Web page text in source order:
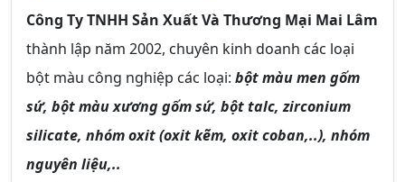
Công Ty TNHH Sản Xuất Và Thương Mại Mai Lâm
thành lập năm 2002, chuyên kinh doanh các loại
bột màu công nghiệp các loại: bột màu men gốm
sứ, bột màu xương gốm sứ, bột talc, zirconium
silicate, nhóm oxit (oxit kẽm, oxit coban,..), nhóm
nguyên liệu,..